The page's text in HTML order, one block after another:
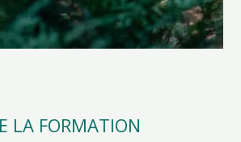
LA FORMATION